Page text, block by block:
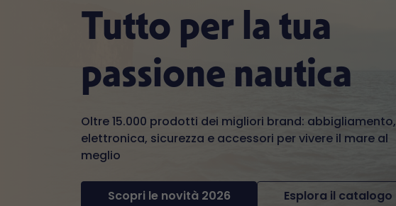
Tutto per la tua
passione nautica
Oltre 15.000 prodotti dei migliori brand: abbigliamento,
elettronica, sicurezza e accessori per vivere il mare al
meglio
Scopri le novità 2026 Esplora il catalogo